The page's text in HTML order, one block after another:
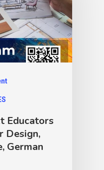
Educators
Design,
German